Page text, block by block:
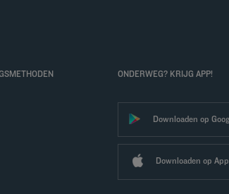
ONDERWEG? KRIJG APP!
Downloaden op
Downloaden op